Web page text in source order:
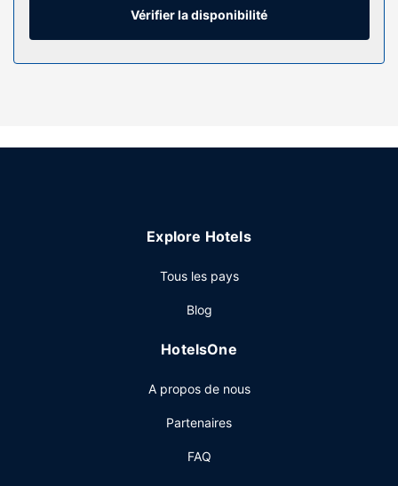
50 pouces avec chaînes par satellite est à votre
disposition pour des moments de divertissement. Les
Profitez des nombreuses infrastructures de loisirs
Pour combler tous vos petits creux, Best Western Plus
petit déjeuner à emporter gratuit est servi en semaine de
Les équipements et services proposés incluent l'accès à
h/24 et une réception ouverte 24 h/24. Un parking gratuit
est disponible dans l'enceinte de l'hébergement.
Vérifier la disponibilité
Explore Hotels
Tous les pays
Blog
HotelsOne
A propos de nous
Partenaires
FAQ